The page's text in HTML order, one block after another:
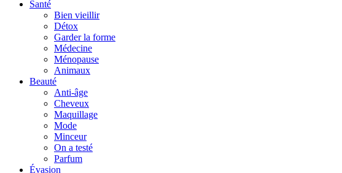
Santé
Bien vieillir
Détox
Garder la forme
Médecine
Ménopause
Animaux
Beauté
Anti-âge
Cheveux
Maquillage
Mode
Minceur
On a testé
Parfum
Évasion